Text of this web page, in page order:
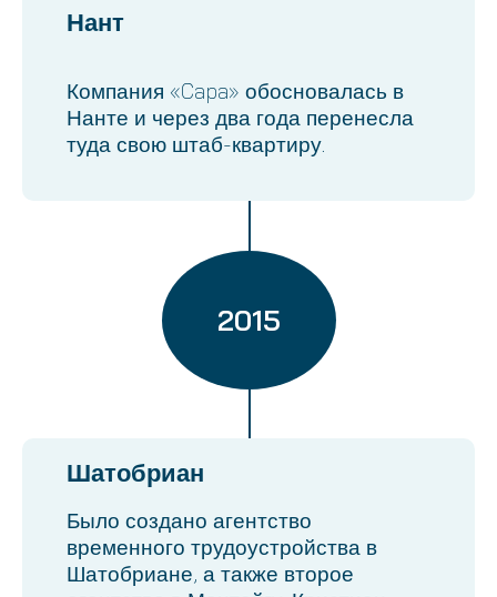
Нант
Компания «Capa» обосновалась в
Нанте и через два года перенесла
туда свою штаб-квартиру.
2015
Шатобриан
Было создано агентство
временного трудоустройства в
Шатобриане, а также второе